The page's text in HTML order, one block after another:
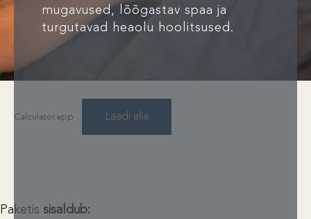
mugavused, lõõgastav spaa ja
turgutavad heaolu hoolitsused.
Calculator.app Laadi alla
Paketis sisaldub: